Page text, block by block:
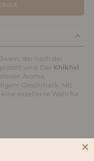
der nach der
wird. Der Khikhvi
Aroma,
Geschmack. Mit
exzellente Wahl für